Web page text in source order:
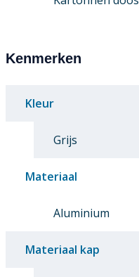
Kenmerken
Kleur
Grijs
Materiaal
Aluminium
Materiaal kap